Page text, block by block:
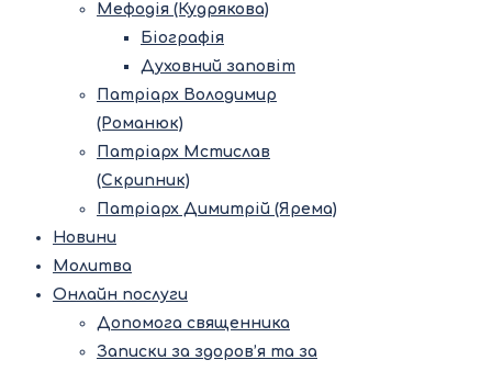
Мефодія (Кудрякова)
Біографія
Духовний заповіт
Патріарх Володимир
(Романюк)
Патріарх Мстислав
(Скрипник)
Патріарх Димитрій (Ярема)
Новини
Молитва
Онлайн послуги
Допомога священника
Записки за здоров’я та за